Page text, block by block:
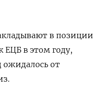
в позиции
ЕЦБ в этом году,
ожидалось от